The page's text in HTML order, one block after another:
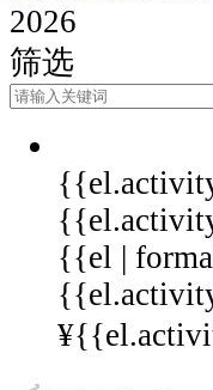
2026
筛选
{{el |